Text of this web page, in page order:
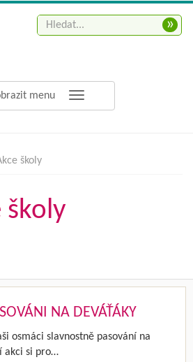
menu
»
školy
školy
NA DEVÁŤÁKY
osmáci slavnostně pasování na
akci si pro…